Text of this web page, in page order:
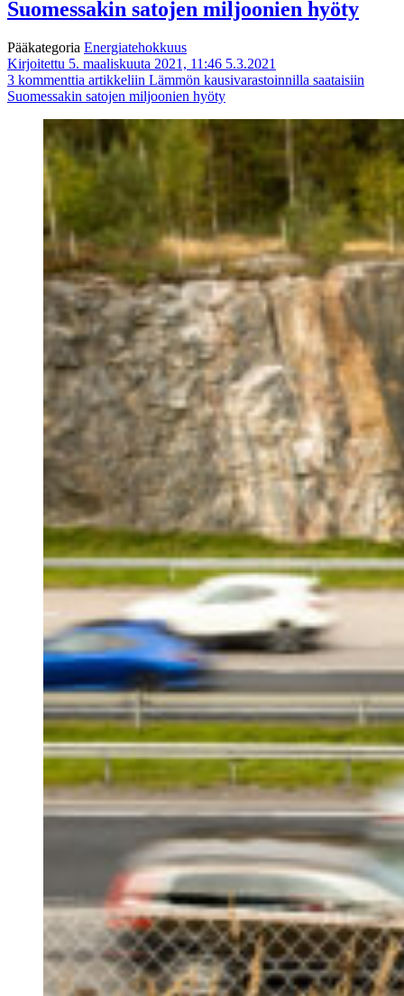
Suomessakin satojen miljoonien hyöty
Pääkategoria Energiatehokkuus
Kirjoitettu 5. maaliskuuta 2021, 11:46 5.3.2021
3 kommenttia artikkeliin Lämmön kausivarastoinnilla saataisiin
Suomessakin satojen miljoonien hyöty